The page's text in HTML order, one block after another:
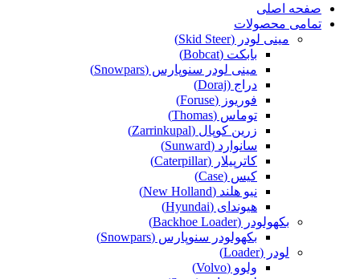
صفحه اصلی
تمامی محصولات
مینی لودر (Skid Steer)
بابکت (Bobcat)
مینی لودر سنوپارس (Snowpars)
دراج (Doraj)
فوریوز (Foruse)
توماس (Thomas)
زرین کوپال (Zarrinkupal)
سانوارد (Sunward)
کاترپیلار (Caterpillar)
کیس (Case)
نیو هلند (New Holland)
هیوندای (Hyundai)
بکهولودر (Backhoe Loader)
بکهولودر سنوپارس (Snowpars)
لودر (Loader)
ولوو (Volvo)